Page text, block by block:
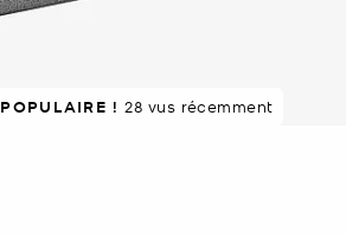
POPULAIRE ! 28 vus récemment